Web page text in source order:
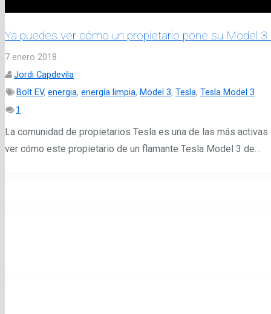
Ya puedes ver cómo un propietario pone su Model
7 enero 2018
Jordi Capdevila
Bolt EV, energia, energía limpia, Model 3, Tesla, Tesla Model 3
1
La comunidad de propietarios Tesla es una de las más
ver cómo este propietario de un flamante Tesla Model 3 de…